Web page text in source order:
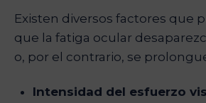
Existen diversos factores que
que la fatiga ocular
o, por el contrario, se
Intensidad del esfuerzo